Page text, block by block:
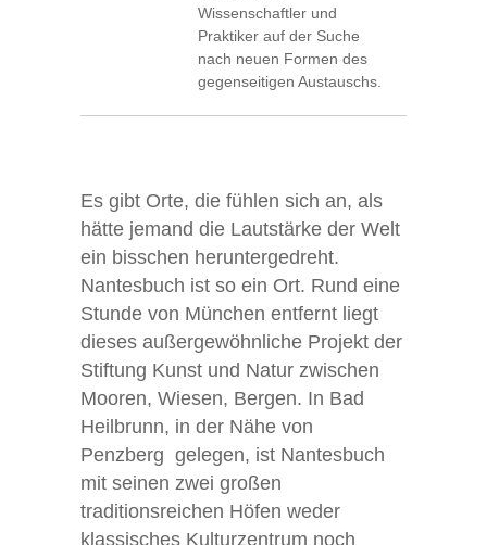
Wissenschaftler und
Praktiker auf der Suche
nach neuen Formen des
gegenseitigen Austauschs.
Es gibt Orte, die fühlen sich an, als
hätte jemand die Lautstärke der Welt
ein bisschen heruntergedreht.
Nantesbuch ist so ein Ort. Rund eine
Stunde von München entfernt liegt
dieses außergewöhnliche Projekt der
Stiftung Kunst und Natur zwischen
Mooren, Wiesen, Bergen. In Bad
Heilbrunn, in der Nähe von
Penzberg gelegen, ist Nantesbuch
mit seinen zwei großen
traditionsreichen Höfen weder
klassisches Kulturzentrum noch